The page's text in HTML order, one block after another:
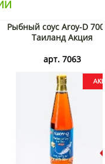
Рыбный соус Aroy-D
Таиланд Акция
арт. 7063